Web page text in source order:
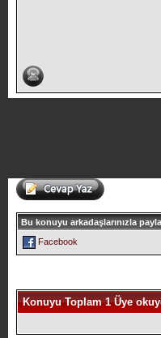
Bu konuyu arkadaşlarınızla
Facebook
Konuyu Toplam 1 Üye